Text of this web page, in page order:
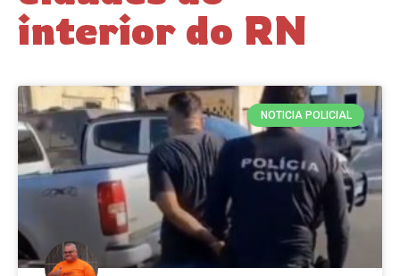
interior do RN
NOTICIA POLICIAL